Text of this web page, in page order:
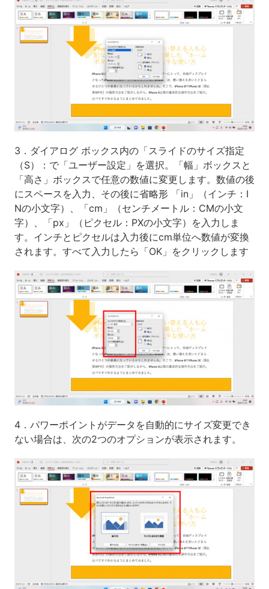
3．ダイアログ ボックス内の「スライドのサイズ指定
（S）：で「ユーザー設定」を選択。「幅」ボックスと
「高さ」ボックスで任意の数値に変更します。数値の後
にスペースを入力、その後に省略形 「in」（インチ：I
Nの小文字）、「cm」（センチメートル：CMの小文
字）、「px」（ピクセル：PXの小文字）を入力しま
す。インチとピクセルは入力後にcm単位へ数値が変換
されます。すべて入力したら「OK」をクリックします
4．パワーポイントがデータを自動的にサイズ変更でき
ない場合は、次の2つのオプションが表示されます。